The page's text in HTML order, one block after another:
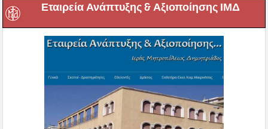
Εταιρεία Ανάπτυξης & Αξιοποίησης ΙΜΔ